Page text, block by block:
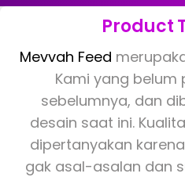
Product
Mevvah Feed
Kami yang belum
sebelumnya, dan
desain saat ini.
dipertanyakan
gak asal-asalan dan